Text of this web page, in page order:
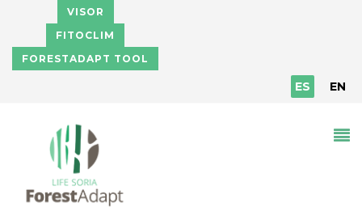
Pasar al contenido principal
VISOR
FITOCLIM
FORESTADAPT TOOL
ES EN